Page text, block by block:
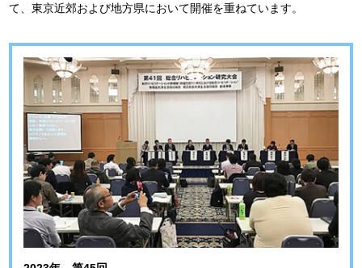
て、 東京近郊および地方県において開催を重ねています。